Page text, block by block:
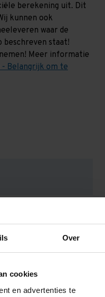
Over
cookies
en advertenties te
berekening uit. Dit
kunnen ook
waar de
beschreven staat!
Meer informatie
Belangrijk om te